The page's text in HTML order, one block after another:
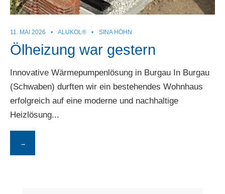
11. MAI 2026 • ALUKOL® • SINA HÖHN
Ölheizung war gestern
Innovative Wärmepumpenlösung in Burgau In Burgau
(Schwaben) durften wir ein bestehendes Wohnhaus
erfolgreich auf eine moderne und nachhaltige
Heizlösung...
→